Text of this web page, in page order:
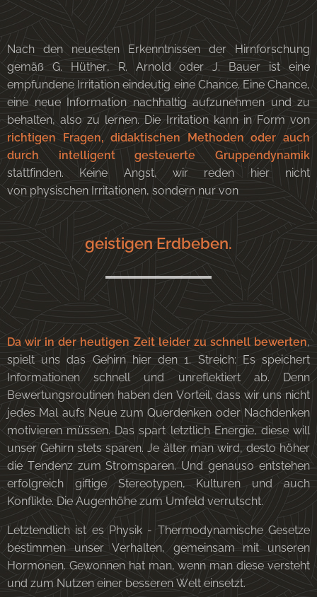
Nach den neuesten Erkenntnissen der Hirnforschung
gemäß G. Hüther, R. Arnold oder J. Bauer ist eine
empfundene Irritation eindeutig eine Chance. Eine Chance,
eine neue Information nachhaltig aufzunehmen und zu
behalten, also zu lernen. Die Irritation kann in Form von
richtigen Fragen, didaktischen Methoden oder auch
durch intelligent gesteuerte Gruppendynamik
stattfinden. Keine Angst, wir reden hier nicht
von physischen Irritationen, sondern nur von
geistigen Erdbeben.
Da wir in der heutigen Zeit leider zu schnell bewerten,
spielt uns das Gehirn hier den 1. Streich: Es speichert
Informationen schnell und unreflektiert ab. Denn
Bewertungsroutinen haben den Vorteil, dass wir uns nicht
jedes Mal aufs Neue zum Querdenken oder Nachdenken
motivieren müssen. Das spart letztlich Energie, diese will
unser Gehirn stets sparen. Je älter man wird, desto höher
die Tendenz zum Stromsparen. Und genauso entstehen
erfolgreich giftige Stereotypen, Kulturen und auch
Konflikte. Die Augenhöhe zum Umfeld verrutscht.
Letztendlich ist es Physik - Thermodynamische Gesetze
bestimmen unser Verhalten, gemeinsam mit unseren
Hormonen. Gewonnen hat man, wenn man diese versteht
und zum Nutzen einer besseren Welt einsetzt.